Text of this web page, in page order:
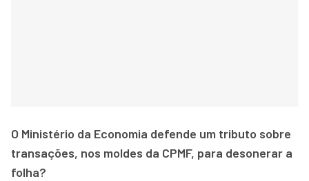
O Ministério da Economia defende um tributo sobre
transações, nos moldes da CPMF, para desonerar a
folha?